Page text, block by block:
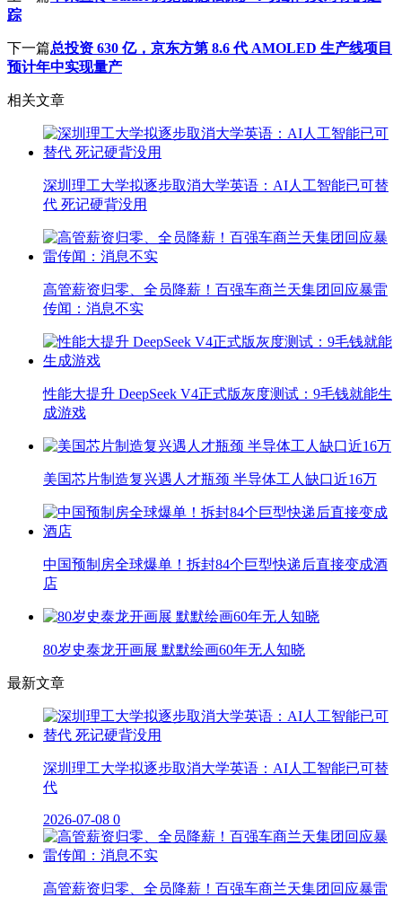
踪
下一篇总投资 630 亿，京东方第 8.6 代 AMOLED 生产线项目
预计年中实现量产
相关文章
深圳理工大学拟逐步取消大学英语：AI人工智能已可替
代 死记硬背没用
高管薪资归零、全员降薪！百强车商兰天集团回应暴雷
传闻：消息不实
性能大提升 DeepSeek V4正式版灰度测试：9毛钱就能生
成游戏
美国芯片制造复兴遇人才瓶颈 半导体工人缺口近16万
中国预制房全球爆单！拆封84个巨型快递后直接变成酒
店
80岁史泰龙开画展 默默绘画60年无人知晓
最新文章
深圳理工大学拟逐步取消大学英语：AI人工智能已可替
代
2026-07-08 0
高管薪资归零、全员降薪！百强车商兰天集团回应暴雷